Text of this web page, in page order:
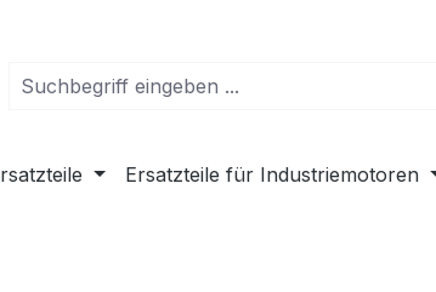
Ersatzteile für Industriemotoren